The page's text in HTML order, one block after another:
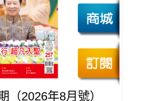
（2026年8月號）